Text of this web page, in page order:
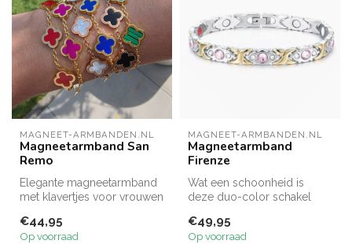
MAGNEET-ARMBANDEN.NL
Magneetarmband San
Remo
Elegante magneetarmband
met klavertjes voor vrouwen
welz...
€44,95
Op voorraad
MAGNEET-ARMBANDEN.NL
Magneetarmband
Firenze
Wat een schoonheid is
deze duo-color schakel
en witte st...
€49,95
Op voorraad